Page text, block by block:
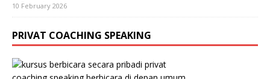
10 February 2026
PRIVAT COACHING SPEAKING